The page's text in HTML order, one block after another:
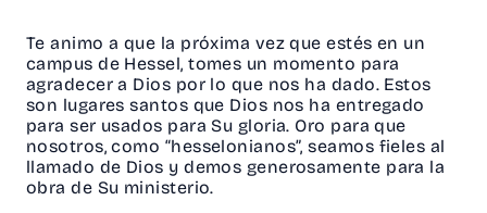
Te animo a que la próxima vez que estés en un
campus de Hessel, tomes un momento para
agradecer a Dios por lo que nos ha dado. Estos
son lugares santos que Dios nos ha entregado
para ser usados para Su gloria. Oro para que
nosotros, como “hesselonianos”, seamos fieles al
llamado de Dios y demos generosamente para la
obra de Su ministerio.